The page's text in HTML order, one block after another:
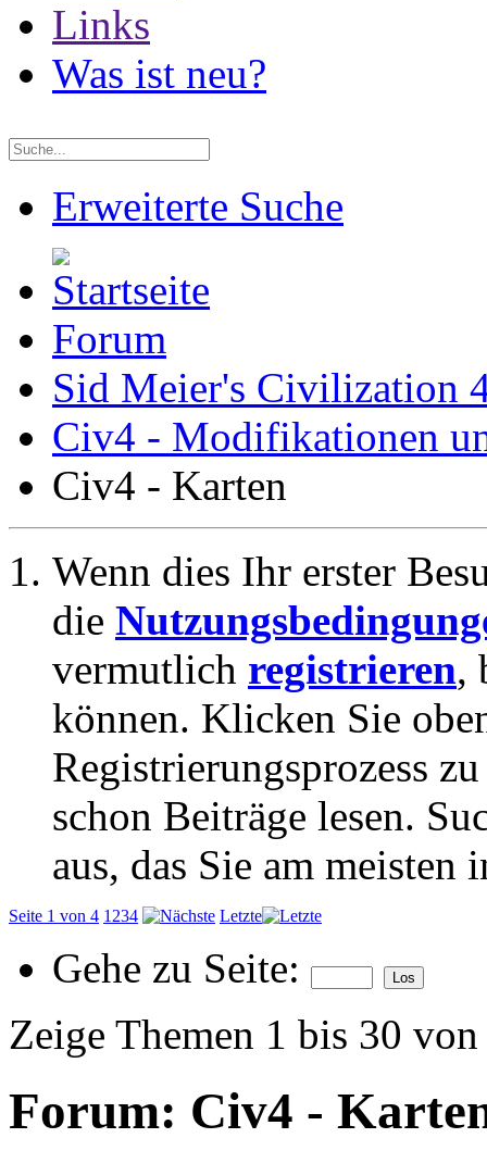
Links
Was ist neu?
Erweiterte Suche
Forum
Sid Meier's Civilization
Civ4 - Modifikationen
Civ4 - Karten
Wenn dies Ihr erster
die
vermutlich registrieren,
können. Klicken Sie
Registrierungsprozess
schon Beiträge lesen.
aus, das Sie am meisten
Seite 1 von 4 1 234 Letzte
Gehe zu Seite:
Zeige Themen 1 bis 30
Forum: Civ4 -